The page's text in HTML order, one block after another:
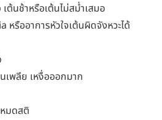
เต้นช้าหรือเต้นไม่สม่ำเสมอ
รืออาการหัวใจเต้นผิดจังหวะได้
เพลีย เหงื่อออกมาก
มดสติ